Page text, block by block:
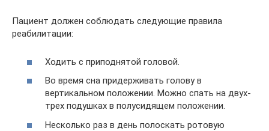
Пациент должен соблюдать следующие правила
реабилитации:
Ходить с приподнятой головой.
Во время сна придерживать голову в
вертикальном положении. Можно спать на двух-
трех подушках в полусидящем положении.
Несколько раз в день полоскать ротовую